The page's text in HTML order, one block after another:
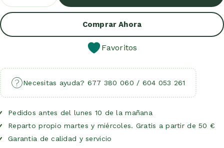
Comprar Ahora
Favoritos
Necesitas ayuda? 677 380 060 / 604 053 261
Pedidos antes del lunes 10 de la mañana
Reparto propio martes y miércoles. Gratis a partir de 50 €
Garantia de calidad y servicio